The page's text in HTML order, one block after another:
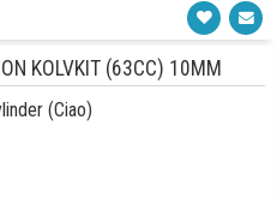
KOLVKIT (63CC) 10MM
(Ciao)